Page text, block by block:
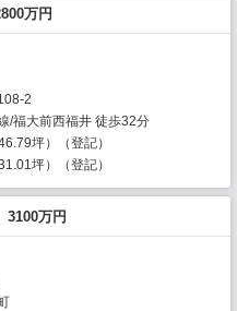
万円
2
/福大前西福井 徒歩32分
46.79坪）（登記）
31.01坪）（登記）
3100万円